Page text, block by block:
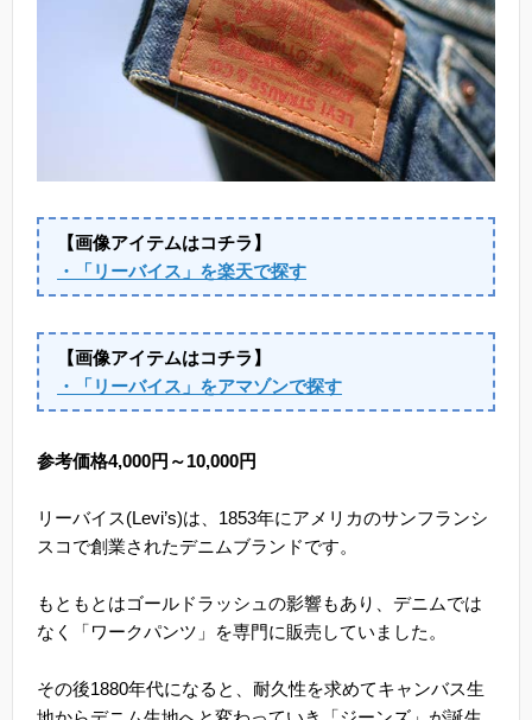
【画像アイテムはコチラ】
・「リーバイス」を楽天で探す
【画像アイテムはコチラ】
・「リーバイス」をアマゾンで探す
参考価格4,000円～10,000円
リーバイス(Levi’s)は、1853年にアメリカのサンフランシ
スコで創業されたデニムブランドです。
もともとはゴールドラッシュの影響もあり、デニムでは
なく「ワークパンツ」を専門に販売していました。
その後1880年代になると、耐久性を求めてキャンバス生